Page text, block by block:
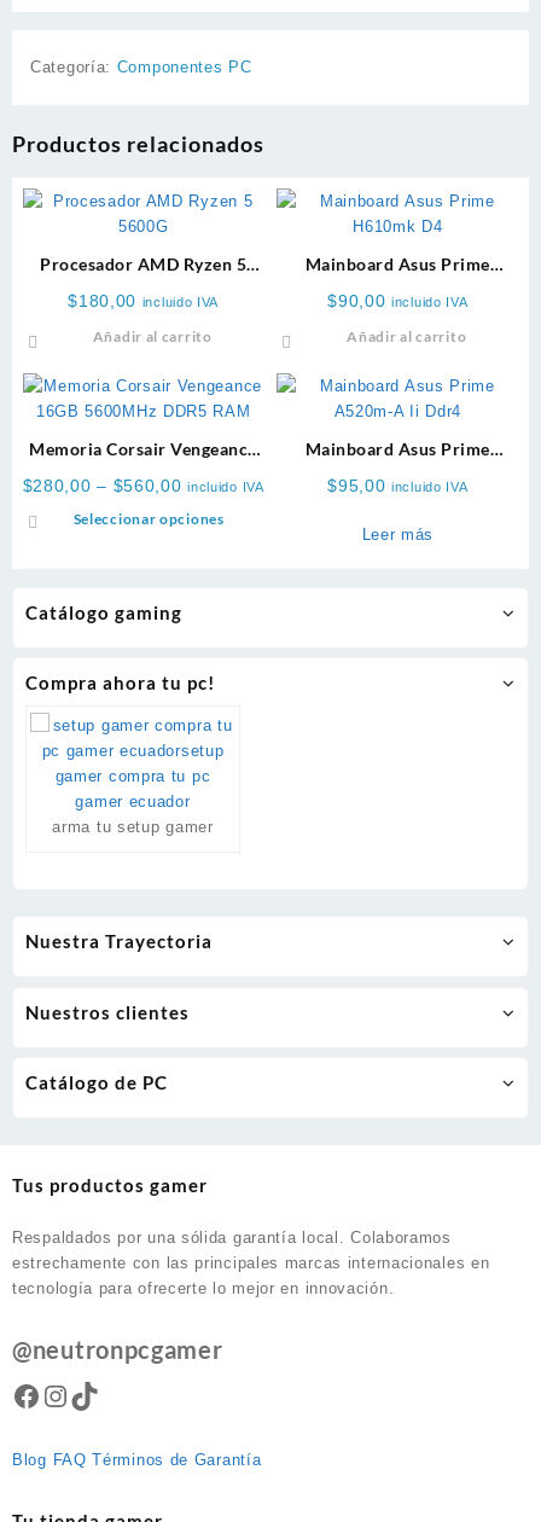
Catálogo gaming
Compra ahora tu pc!
arma tu setup gamer
Categoría: Componentes PC
Productos relacionados
Procesador AMD Ryzen 5
$180,00 incluido IVA
Añadir al carrito
Mainboard Asus Prime
$90,00 incluido IVA
Añadir al carrito
Memoria Corsair Vengeance
5600MHz DDR5 RAM
$280,00 – $560,00Price
range:
incluido IVA
Seleccionar opcionesEste
pueden
elegir
Mainboard Asus Prime
A520m-A II Ddr4
$95,00 incluido IVA
Leer más
Nuestra Trayectoria
Nuestros clientes
Catálogo de PC
Tus productos gamer
Respaldados por una sólida garantía local. Colaboramos
estrechamente con las principales marcas internacionales en
tecnología para ofrecerte lo mejor en innovación.
@neutronpcgamer
Facebook
Instagram
TikTok
Blog FAQ Términos de Garantía